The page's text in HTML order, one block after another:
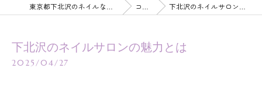
コラム 下北沢のネイルサロンの魅力とは
下北沢のネイルサロンの魅力とは
2025/04/27